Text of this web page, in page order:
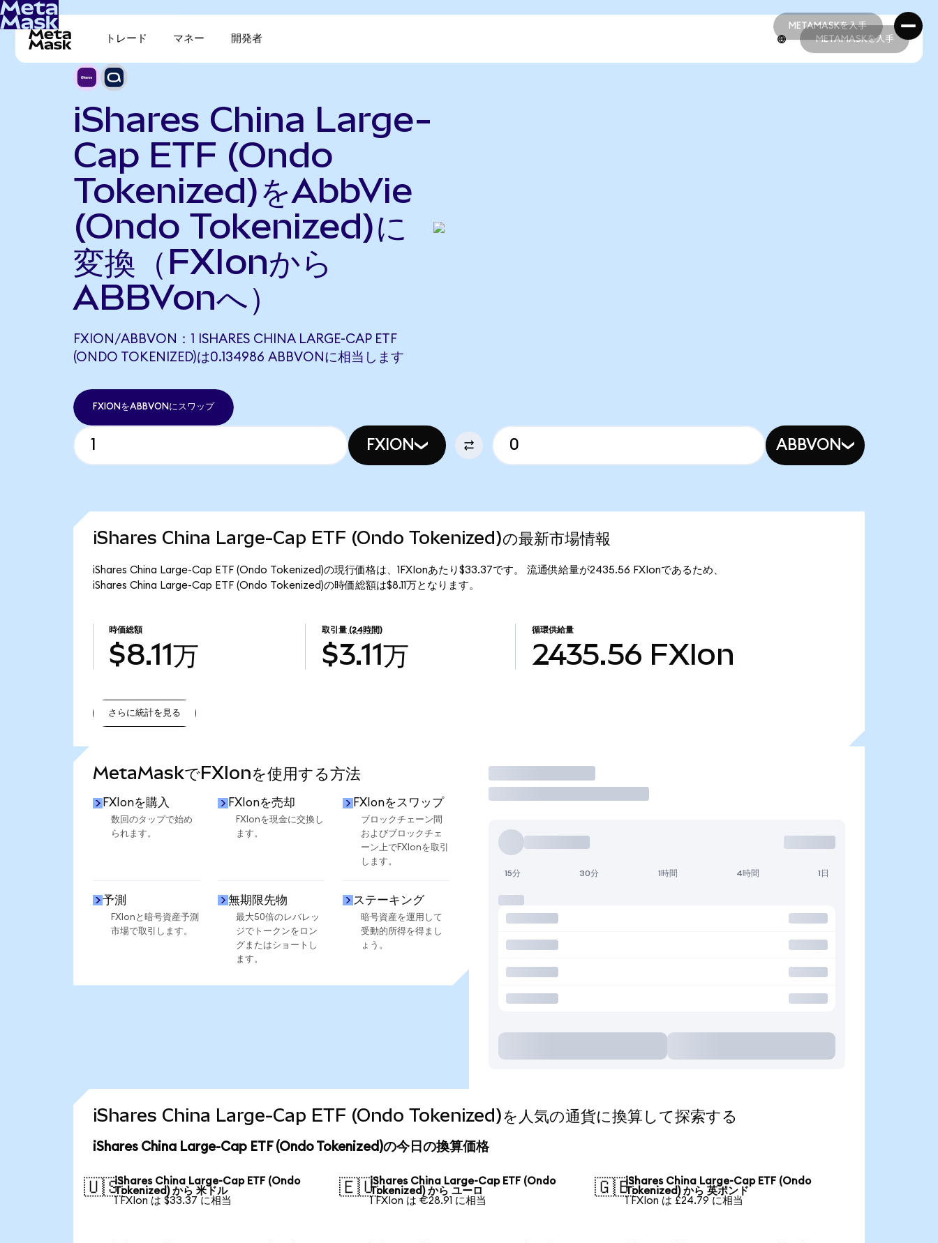
METAMASKを入手
METAMASKを入手
トレード マネー 開発者 METAMASKを入手
iShares China Large-
Cap ETF (Ondo
Tokenized)をAbbVie
(Ondo Tokenized)に
変換（FXIonから
ABBVonへ）
FXION/ABBVON：1 ISHARES CHINA LARGE-CAP ETF
(ONDO TOKENIZED)は0.134986 ABBVONに相当します
FXIONをABBVONにスワップ
FXION ABBVON
iShares China Large-Cap ETF (Ondo Tokenized)の最新市場情報
iShares China Large-Cap ETF (Ondo Tokenized)の現行価格は、1FXIonあたり$33.37です。 流通供給量が2435.56 FXIonであるため、
iShares China Large-Cap ETF (Ondo Tokenized)の時価総額は$8.11万となります。
時価総額
$8.11万
取引量 (24時間)
$3.11万
循環供給量
2435.56 FXIon
さらに統計を見る
MetaMaskでFXIonを使用する方法
FXIonを購入
数回のタップで始め
られます。
FXIonを売却
FXIonを現金に交換し
ます。
FXIonをスワップ
ブロックチェーン間
およびブロックチェ
ーン上でFXIonを取引
します。
予測
FXIonと暗号資産予測
市場で取引します。
無期限先物
最大50倍のレバレッ
ジでトークンをロン
グまたはショートし
ます。
ステーキング
暗号資産を運用して
受動的所得を得まし
ょう。
取引
15分 30分 1時間 4時間 1日
iShares China Large-Cap ETF (Ondo Tokenized)を人気の通貨に換算して探索する
iShares China Large-Cap ETF (Ondo Tokenized)の今日の換算価格
🇺🇸iShares China Large-Cap ETF (Ondo
Tokenized) から 米ドル
1 FXIon は $33.37 に相当
🇪🇺iShares China Large-Cap ETF (Ondo
Tokenized) から ユーロ
1 FXIon は €28.91 に相当
🇬🇧iShares China Large-Cap ETF (Ondo
Tokenized) から 英ポンド
1 FXIon は £24.79 に相当